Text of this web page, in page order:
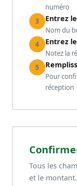
numéro
3
Entrez
Nom du
4
Entrez
Notez la
5
Pour
réception
Tous les
et le montant.